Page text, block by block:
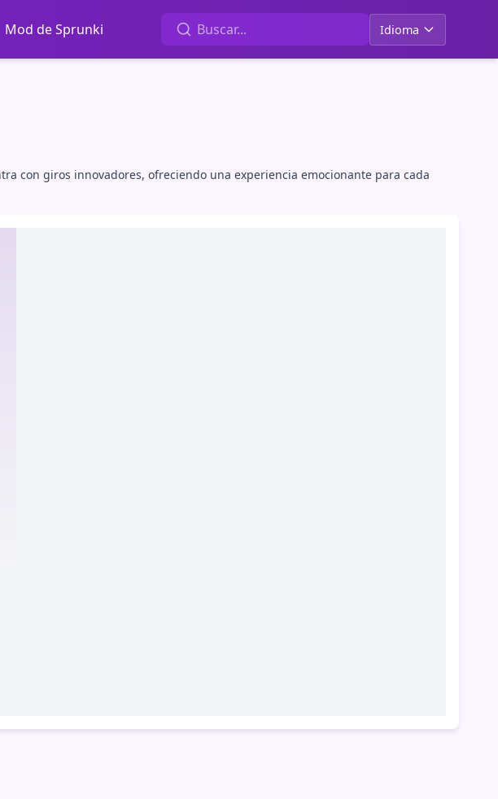
Mod de Sprunki Idioma
con giros innovadores, ofreciendo una experiencia emocionante para cada